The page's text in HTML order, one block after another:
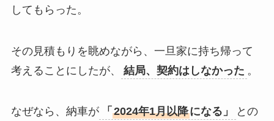
してもらった。
その見積もりを眺めながら、一旦家に持ち帰って
考えることにしたが、
結局、契約はしなかった 。
なぜなら、納車が 「 2024年1月以降になる」 との